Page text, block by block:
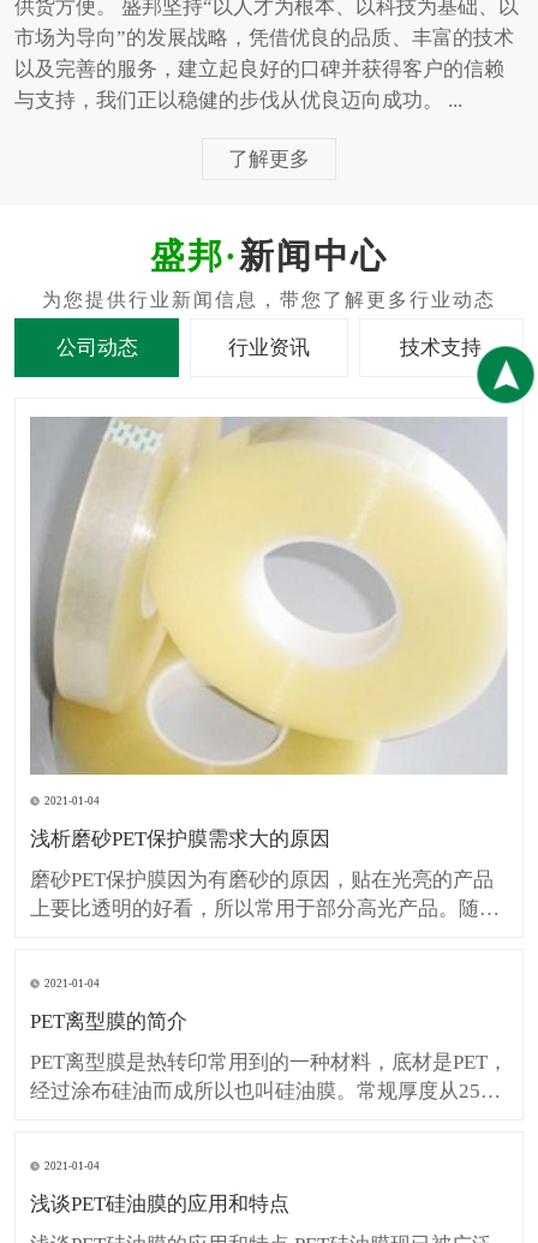
供货方便。 盛邦坚持“以人才为根本、以科技为基础、以
市场为导向”的发展战略，凭借优良的品质、丰富的技术
以及完善的服务，建立起良好的口碑并获得客户的信赖
与支持，我们正以稳健的步伐从优良迈向成功。 ...
了解更多
新闻中心
公司动态 行业资讯 技术支持
2021-01-04
浅析磨砂PET保护膜需求大的原因
磨砂PET保护膜因为有磨砂的原因，贴在光亮的产品
上要比透明的好看，所以常用于部分高光产品。随着
膜数量始终处于紧张状态。那么磨砂PET保护膜是如
何生产的呢？质量又该如何辨别呢？ 1、复卷、分
切、存放：磨砂P
2021-01-04
PET离型膜的简介
PET离型膜是热转印常用到的一种材料，底材是PET，
经过涂布硅油而成所以也叫硅油膜。常规厚度从25um
型膜也叫PET硅油膜，就是在PET薄膜的表面涂上一层
硅油，以降低PET薄膜表面的附着力，
2021-01-04
浅谈PET硅油膜的应用和特点